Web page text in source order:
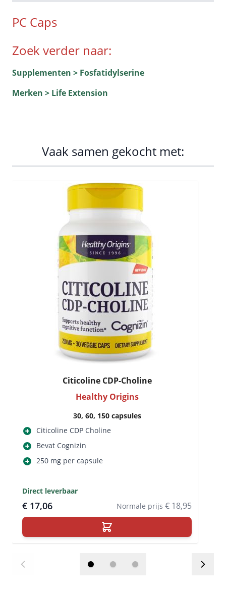
PC Caps
Zoek verder naar:
Supplementen > Fosfatidylserine
Merken > Life Extension
Vaak samen gekocht met:
Navigating through the elements of the carousel is
Press to skip carousel
Press to go to carousel navigation
Citicoline CDP-Choline
Healthy Origins
30, 60, 150 capsules
Citicoline CDP Choline
Bevat Cognizin
250 mg per capsule
Direct leverbaar
€ 17,06 Normale prijs € 18,95